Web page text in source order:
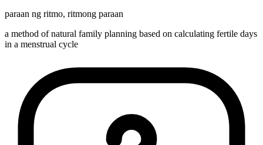
paraan ng ritmo, ritmong paraan
a method of natural family planning based on calculating fertile days
in a menstrual cycle